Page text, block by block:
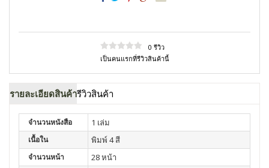
0 รีวิว
เป็นคนแรกที่รีวิวสินค้านี้
รายละเอียดสินค้ารีวิวสินค้า
จำนวนหนังสือ 1 เล่ม
เนื้อใน พิมพ์ 4 สี
จำนวนหน้า 28 หน้า